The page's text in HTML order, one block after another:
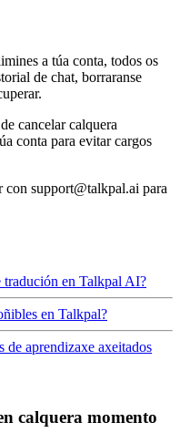
a túa conta, todos os
de chat, borraranse
cancelar calquera
conta para evitar cargos
con support@talkpal.ai para
en Talkpal AI?
en Talkpal?
de aprendizaxe axeitados
calquera momento